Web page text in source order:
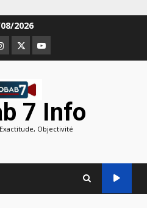
2026
TwitterYoutube
7 Info
Objectivité